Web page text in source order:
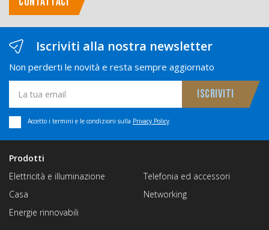
Iscriviti alla nostra newsletter
Non perderti le novità e resta sempre aggiornato
Accetto i termini e le condizioni sulla Privacy Policy
Prodotti
Elettricità e illuminazione
Casa
Energie rinnovabili
Telefonia ed accessori
Networking